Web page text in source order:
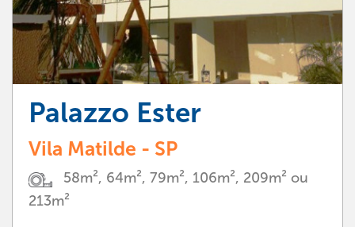
Palazzo Ester
Vila Matilde - SP
58m², 64m², 79m², 106m², 209m² ou
213m²